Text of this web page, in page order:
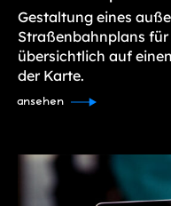
Gestaltung eines
Straßenbahnplans
übersichtlich auf
der Karte.
ansehen